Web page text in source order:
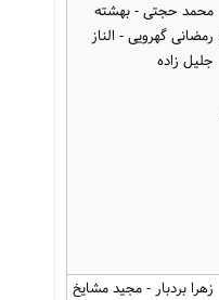
محمد حجتی - بهشته
رمضانی گهرویی - الناز
جلیل زاده
زهرا بردبار - مجید مشایخ